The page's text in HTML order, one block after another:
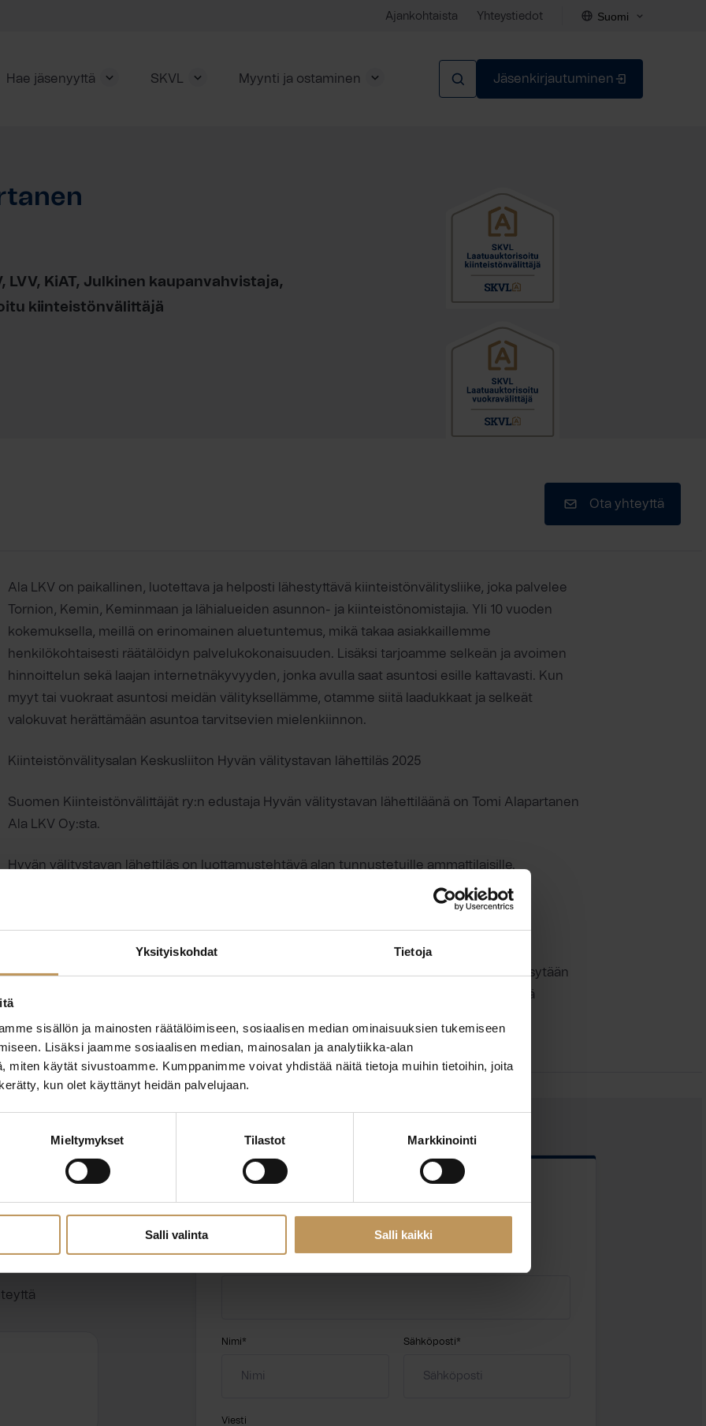
Yksityiskohdat Tietoja
sisällön ja mainosten räätälöimiseen, sosiaalisen median ominaisuuksien tukemiseen
Lisäksi jaamme sosiaalisen median, mainosalan ja analytiikka-alan
miten käytät sivustoamme. Kumppanimme voivat yhdistää näitä tietoja muihin tietoihin, joita
kun olet käyttänyt heidän palvelujaan.
Mieltymykset Tilastot Markkinointi
Salli valinta Salli kaikki
Ajankohtaista Yhteystiedot Suomi
Hae jäsenyyttä SKVL Myynti ja ostaminen Jäsenkirjautuminen
LVV, KiAT, Julkinen kaupanvahvistaja,
kiinteistönvälittäjä
Ota yhteyttä
Ala LKV on paikallinen, luotettava ja helposti lähestyttävä kiinteistönvälitysliike, joka palvelee
Tornion, Kemin, Keminmaan ja lähialueiden asunnon- ja kiinteistönomistajia. Yli 10 vuoden
kokemuksella, meillä on erinomainen aluetuntemus, mikä takaa asiakkaillemme
henkilökohtaisesti räätälöidyn palvelukokonaisuuden. Lisäksi tarjoamme selkeän ja avoimen
hinnoittelun sekä laajan internetnäkyvyyden, jonka avulla saat asuntosi esille kattavasti. Kun
myyt tai vuokraat asuntosi meidän välityksellämme, otamme siitä laadukkaat ja selkeät
valokuvat herättämään asuntoa tarvitsevien mielenkiinnon.
Kiinteistönvälitysalan Keskusliiton Hyvän välitystavan lähettiläs 2025
Suomen Kiinteistönvälittäjät ry:n edustaja Hyvän välitystavan lähettiläänä on Tomi Alapartanen
Ala LKV Oy:sta.
Hyvän välitystavan lähettiläs on luottamustehtävä alan tunnustetuille ammattilaisille.
Tehtävään liittyy Hyvän välitystavan ohjeen esille tuominen mm. arjen kohtaamisissa
Hyvän välitystavan lähettiläät valitsee Kiinteistönvälitysalan Keskusliitto ry:n hallitus.
Valintaperusteina olivat lähettiläiden intohimo ja omistautuminen alalle. Lähettiläiltä kysytään
innostusta välitystyön kehittämiseen, asiakaslähtöisyyttä sekä halua tehdä alan yhteisiä
Nimi* Sähköposti*
Viesti